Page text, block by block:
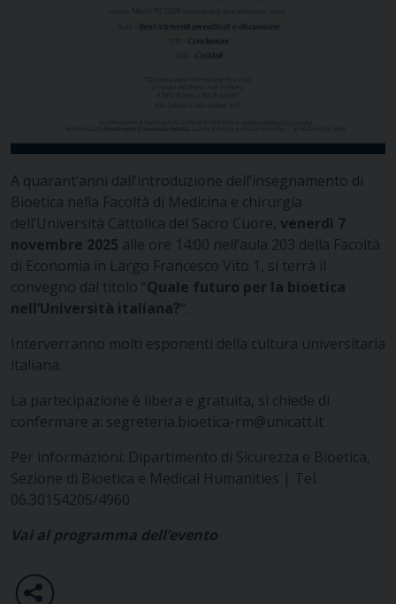
A quarant’anni dall’introduzione dell’insegnamento di
Bioetica nella Facoltà di Medicina e chirurgia
dell’Università Cattolica del Sacro Cuore, venerdì 7
novembre 2025 alle ore 14:00 nell’aula 203 della Facoltà
di Economia in Largo Francesco Vito 1, si terrà il
convegno dal titolo “Quale futuro per la bioetica
nell’Università italiana?“.
Interverranno molti esponenti della cultura universitaria
italiana.
La partecipazione è libera e gratuita, si chiede di
confermare a: segreteria.bioetica-rm@unicatt.it
Per informazioni: Dipartimento di Sicurezza e Bioetica,
Sezione di Bioetica e Medical Humanities | Tel.
06.30154205/4960
Vai al programma dell’evento